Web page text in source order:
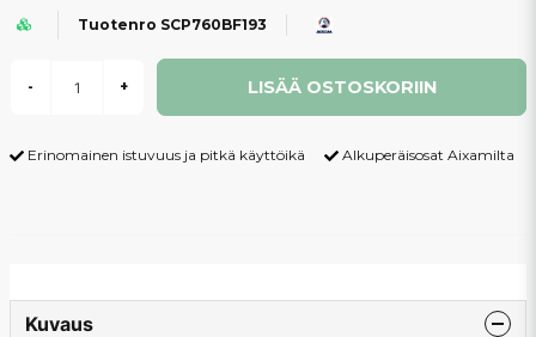
Tuotenro SCP760BF193
- + LISÄÄ OSTOSKORIIN
Erinomainen istuvuus ja pitkä käyttöikä Alkuperäisosat Aixamilta
Kuvaus